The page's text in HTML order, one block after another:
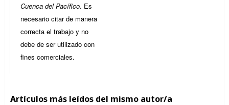
Cuenca del Pacífico. Es
necesario citar de manera
correcta el trabajo y no
debe de ser utilizado con
fines comerciales.
Artículos más leídos del mismo autor/a